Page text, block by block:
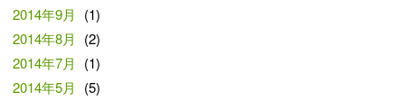
2014年9月
(1)
2014年8月
(2)
2014年7月
(1)
2014年5月
(5)